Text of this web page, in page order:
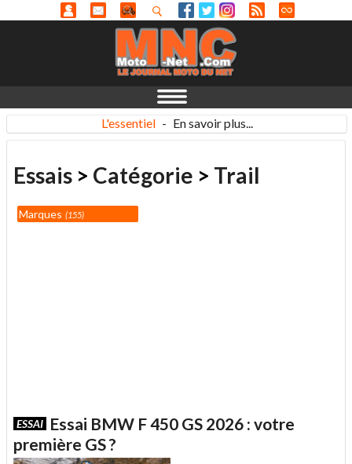
L'essentiel - En savoir plus...
Essais > Catégorie > Trail
Marques 155
ESSAI Essai BMW F 450 GS 2026 : votre
première GS ?